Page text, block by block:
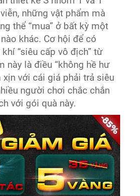
những vật phẩm mà
thể “mua” ở bất kỳ một
khác. Cơ hội để có
“siêu cấp vô địch” từ
này là điều “không hề hư
xịn với cái giá phải trả siêu
người chơi chắc chắn
với gói quà này.